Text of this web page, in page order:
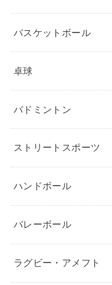
バスケットボール
卓球
バドミントン
ストリートスポーツ
ハンドボール
バレーボール
ラグビー・アメフト